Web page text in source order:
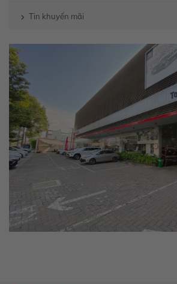
Tin khuyến mãi